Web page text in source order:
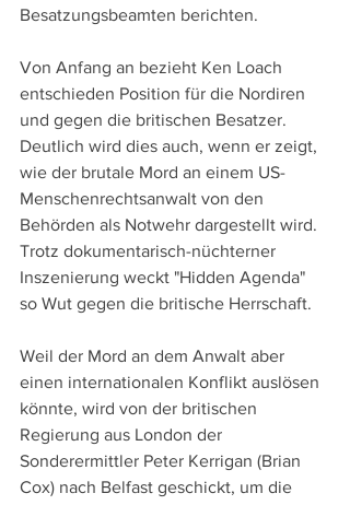
Besatzungsbeamten berichten.
Von Anfang an bezieht Ken Loach
entschieden Position für die Nordiren
und gegen die britischen Besatzer.
Deutlich wird dies auch, wenn er zeigt,
wie der brutale Mord an einem US-
Menschenrechtsanwalt von den
Behörden als Notwehr dargestellt wird.
Trotz dokumentarisch-nüchterner
Inszenierung weckt "Hidden Agenda"
so Wut gegen die britische Herrschaft.
Weil der Mord an dem Anwalt aber
einen internationalen Konflikt auslösen
könnte, wird von der britischen
Regierung aus London der
Sonderermittler Peter Kerrigan (Brian
Cox) nach Belfast geschickt, um die